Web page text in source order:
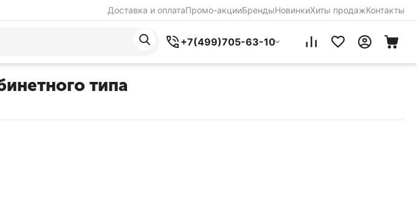
Доставка и оплатаПромо-акцииБрендыНовинкиХиты продажКонтакты
+7(499)705-63-10
типа